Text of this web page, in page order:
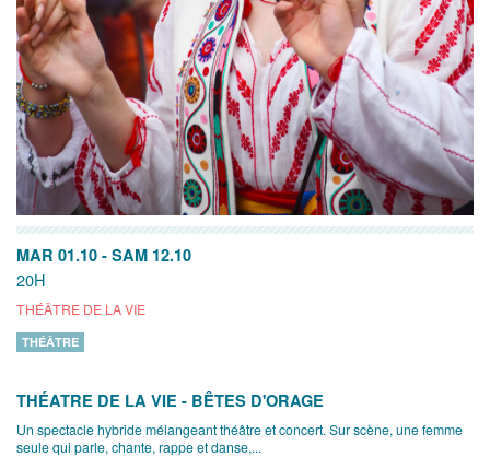
MAR 01.10 - SAM 12.10
20H
THÉÂTRE DE LA VIE
THÉÂTRE
THÉATRE DE LA VIE - BÊTES D'ORAGE
Un spectacle hybride mélangeant théâtre et concert. Sur scène, une femme
seule qui parle, chante, rappe et danse,...